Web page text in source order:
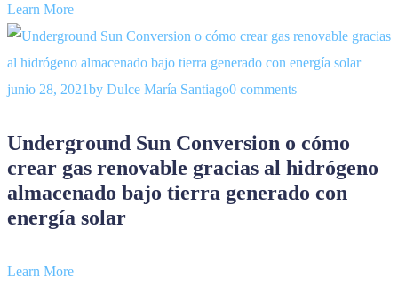
Learn More
junio 28, 2021by Dulce María Santiago0 comments
Underground Sun Conversion o cómo
crear gas renovable gracias al hidrógeno
almacenado bajo tierra generado con
energía solar
Learn More